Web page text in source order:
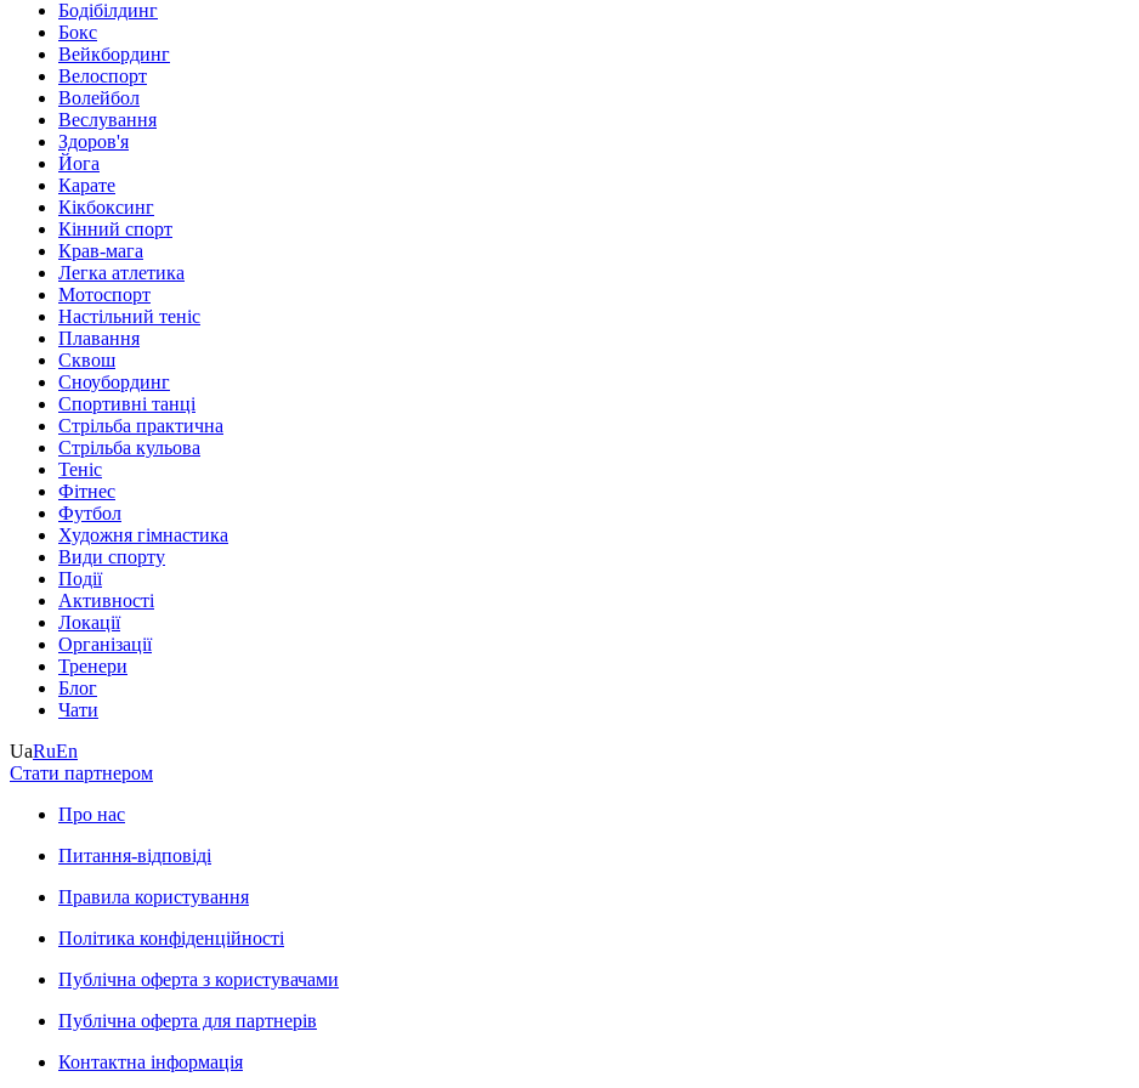
Бодібілдинг
Бокс
Вейкбординг
Велоспорт
Волейбол
Веслування
Здоров'я
Йога
Карате
Кікбоксинг
Кінний спорт
Крав-мага
Легка атлетика
Мотоспорт
Настільний теніс
Плавання
Сквош
Сноубординг
Спортивні танці
Стрільба практична
Стрільба кульова
Теніс
Фітнес
Футбол
Художня гімнастика
Види спорту
Події
Активності
Локації
Організації
Тренери
Блог
Чати
UaRuEn
Стати партнером
Про нас
Питання-відповіді
Правила користування
Політика конфіденційності
Публічна оферта з користувачами
Публічна оферта для партнерів
Контактна інформація